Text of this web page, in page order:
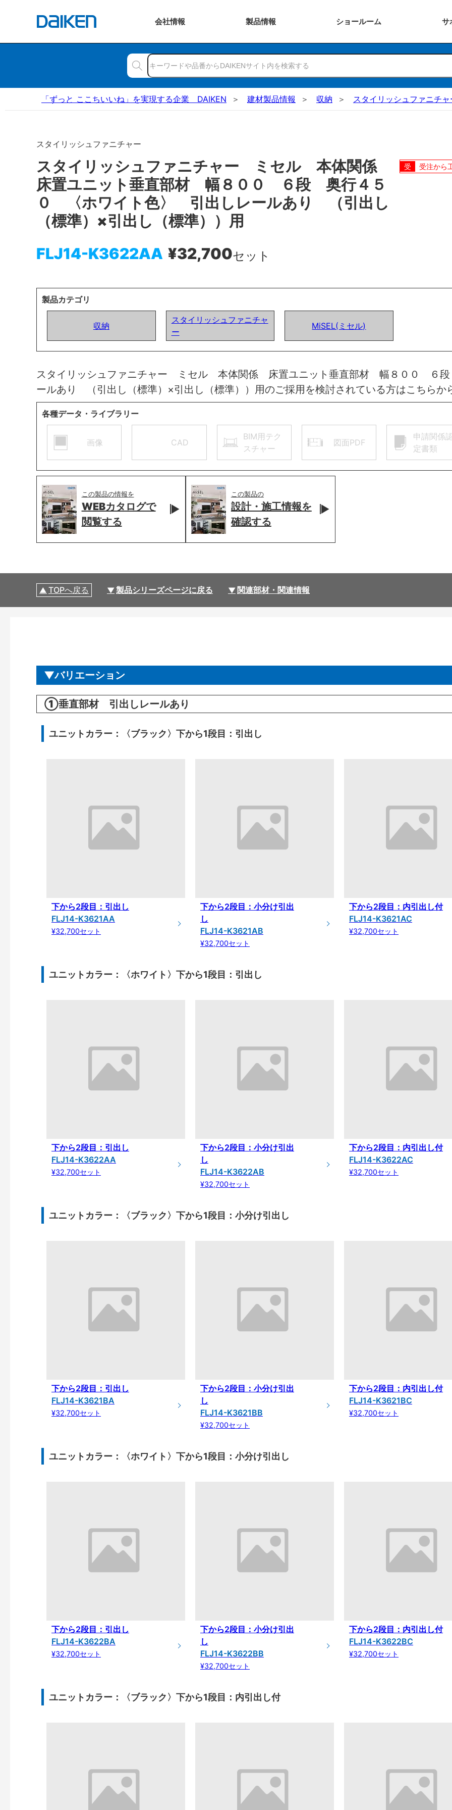
会社情報 製品情報 ショールーム サ
「ずっと ここちいいね」を実現する企業 DAIKEN 建材製品情報 収納 スタイリッシュファニチャ
スタイリッシュファニチャー
スタイリッシュファニチャー ミセル 本体関係
床置ユニット垂直部材 幅８００ ６段 奥行４５
０ 〈ホワイト色〉 引出しレールあり （引出し
（標準）×引出し（標準））用
FLJ14-K3622AA ¥32,700セット
受注から
製品カテゴリ
収納
スタイリッシュファニチャ
ー
MiSEL(ミセル)
スタイリッシュファニチャー ミセル 本体関係 床置ユニット垂直部材 幅８００ ６
ールあり （引出し（標準）×引出し（標準））用のご採用を検討されている方はこちらか
各種データ・ライブラリー
画像 CAD
BIM用テク
スチャー
図面PDF
申請関係
定書類
この製品の情報を
WEBカタログで
閲覧する
この製品の
設計・施工情報を
確認する
TOPへ戻る 製品シリーズページに戻る 関連部材・関連情報
バリエーション
①垂直部材 引出しレールあり
ユニットカラー：〈ブラック〉下から1段目：引出し
下から2段目：引出し
FLJ14-K3621AA
¥32,700セット
下から2段目：小分け引出
し
FLJ14-K3621AB
¥32,700セット
下から2段目：内引出し付
FLJ14-K3621AC
¥32,700セット
ユニットカラー：〈ホワイト〉下から1段目：引出し
下から2段目：引出し
FLJ14-K3622AA
¥32,700セット
下から2段目：小分け引出
し
FLJ14-K3622AB
¥32,700セット
下から2段目：内引出し付
FLJ14-K3622AC
¥32,700セット
ユニットカラー：〈ブラック〉下から1段目：小分け引出し
下から2段目：引出し
FLJ14-K3621BA
¥32,700セット
下から2段目：小分け引出
し
FLJ14-K3621BB
¥32,700セット
下から2段目：内引出し付
FLJ14-K3621BC
¥32,700セット
ユニットカラー：〈ホワイト〉下から1段目：小分け引出し
下から2段目：引出し
FLJ14-K3622BA
¥32,700セット
下から2段目：小分け引出
し
FLJ14-K3622BB
¥32,700セット
下から2段目：内引出し付
FLJ14-K3622BC
¥32,700セット
ユニットカラー：〈ブラック〉下から1段目：内引出し付